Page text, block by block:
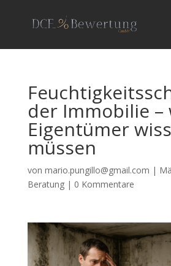
der Immobilie –
Eigentümer
müssen
von mario.pungillo@gmail.com |
Beratung| 0 Kommentare